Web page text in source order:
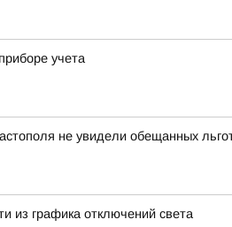
учета
не увидели обещанных
из графика отключений света